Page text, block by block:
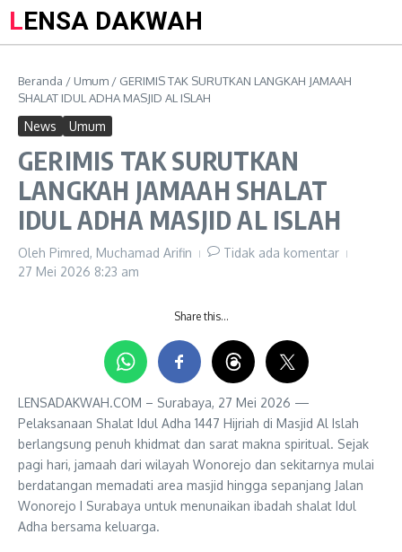
LENSA DAKWAH
Beranda / Umum / GERIMIS TAK SURUTKAN LANGKAH JAMAAH
SHALAT IDUL ADHA MASJID AL ISLAH
News Umum
GERIMIS TAK SURUTKAN
LANGKAH JAMAAH SHALAT
IDUL ADHA MASJID AL ISLAH
Oleh Pimred, Muchamad Arifin
Tidak ada komentar
27 Mei 2026 8:23 am
Share this…
LENSADAKWAH.COM – Surabaya, 27 Mei 2026 —
Pelaksanaan Shalat Idul Adha 1447 Hijriah di Masjid Al Islah
berlangsung penuh khidmat dan sarat makna spiritual. Sejak
pagi hari, jamaah dari wilayah Wonorejo dan sekitarnya mulai
berdatangan memadati area masjid hingga sepanjang Jalan
Wonorejo I Surabaya untuk menunaikan ibadah shalat Idul
Adha bersama keluarga.